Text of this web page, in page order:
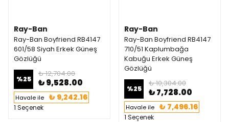
Ray-Ban
Ray-Ban Boyfriend RB4147
601/58 Siyah Erkek Güneş
Gözlüğü
%25
₺ 12,704.00
₺ 9,528.00
Havale ile ₺ 9,242.16
1 Seçenek
Ray-Ban
Ray-Ban Boyfriend RB4147
710/51 Kaplumbağa
Kabuğu Erkek Güneş
Gözlüğü
%25
₺ 10,304.00
₺ 7,728.00
Havale ile ₺ 7,496.16
1 Seçenek